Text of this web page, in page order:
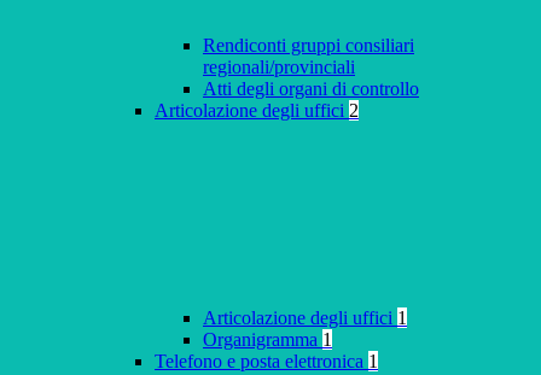
Rendiconti gruppi consiliari
regionali/provinciali
Atti degli organi di controllo
Articolazione degli uffici 2
Articolazione degli uffici 1
Organigramma 1
Telefono e posta elettronica 1